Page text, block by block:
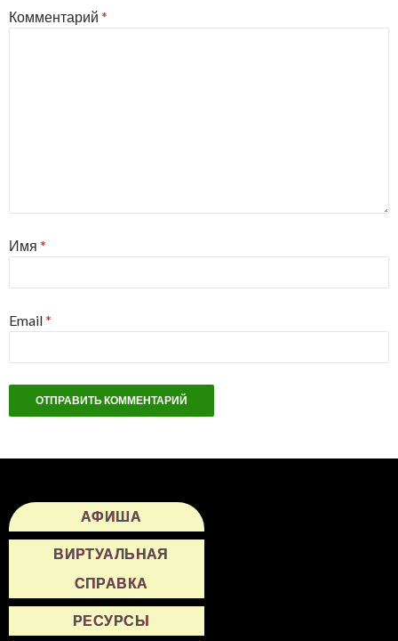
Комментарий *
Имя *
Email*
АФИША
ВИРТУАЛЬНАЯ
СПРАВКА
РЕСУРСЫ